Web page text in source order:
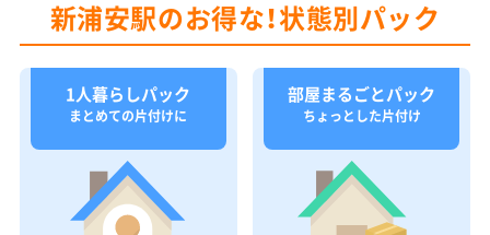
新浦安駅のお得な！状態別パック
1人暮らしパック
まとめての片付けに
部屋まるごとパック
ちょっとした片付け